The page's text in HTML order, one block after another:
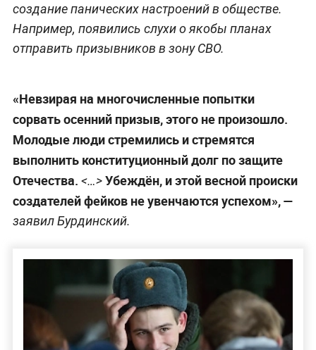
создание панических настроений в обществе.
Например, появились слухи о якобы планах
отправить призывников в зону СВО.
«Невзирая на многочисленные попытки
сорвать осенний призыв, этого не произошло.
Молодые люди стремились и стремятся
выполнить конституционный долг по защите
Отечества. <…>Убеждён, и этой весной происки
создателей фейков не увенчаются успехом», —
заявил Бурдинский.